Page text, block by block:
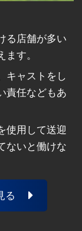
る店舗が多い
す。
キャストをし
責任などもあ
使用して送迎
ないと働けな
る